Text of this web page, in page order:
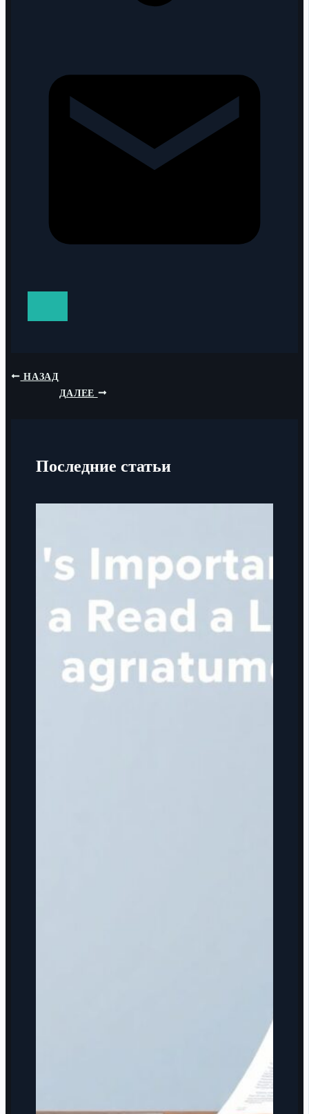
НАЗАД
ДАЛЕЕ
Последние статьи